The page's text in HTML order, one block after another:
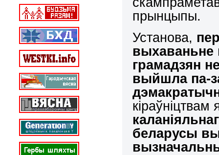
прынцыпы.
Установа,
выхаваньне
грамадзян
выйшла па-
беларусы